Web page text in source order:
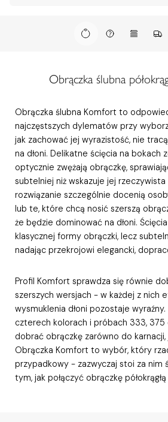
Obrączka ślubna
Obrączka ślubna Komfort to
najczęstszych dylematów przy
jak zachować jej wyrazistość, nie
na dłoni. Delikatne ścięcia na bokach
optycznie zwężają obrączkę,
subtelniej niż wskazuje jej rzeczywista
rozwiązanie szczególnie docenią
lub te, które chcą nosić szerszą
że będzie dominować na dłoni.
klasycznej formy obrączki, lecz
nadając przekrojowi elegancki,
Profil Komfort sprawdza się równie
szerszych wersjach - w każdej z nich
wysmuklenia dłoni pozostaje
czterech kolorach i próbach 333, 375
dobrać obrączkę zarówno do
Obrączka Komfort to wybór, który
przypadkowy - zazwyczaj stoi za nim
tym, jak połączyć obrączkę